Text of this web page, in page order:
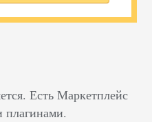
Есть Маркетплейс
плагинами.